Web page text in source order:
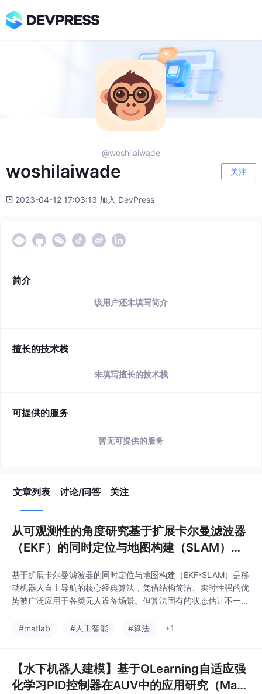
@woshilaiwade
woshilaiwade 关注
2023-04-12 17:03:13 加入 DevPress
简介
该用户还未填写简介
擅长的技术栈
未填写擅长的技术栈
可提供的服务
暂无可提供的服务
文章列表 讨论/问答 关注
从可观测性的角度研究基于扩展卡尔曼滤波器
（EKF）的同时定位与地图构建（SLAM）中
基于扩展卡尔曼滤波器的同时定位与地图构建（EKF-SLAM）是移
动机器人自主导航的核心经典算法，凭借结构简洁、实时性强的优
势被广泛应用于各类无人设备场景。但算法固有的状态估计不一致
方差矩阵失真，严重制约SLAM系统的长期运行精度与稳定性。现
#matlab #人工智能 #算法 +1
【水下机器人建模】基于QLearning自适应强
化学习PID控制器在AUV中的应用研究（Matl